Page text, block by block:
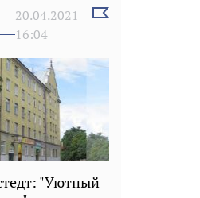
20.04.2021
16:04
Выбрать
"Уютный